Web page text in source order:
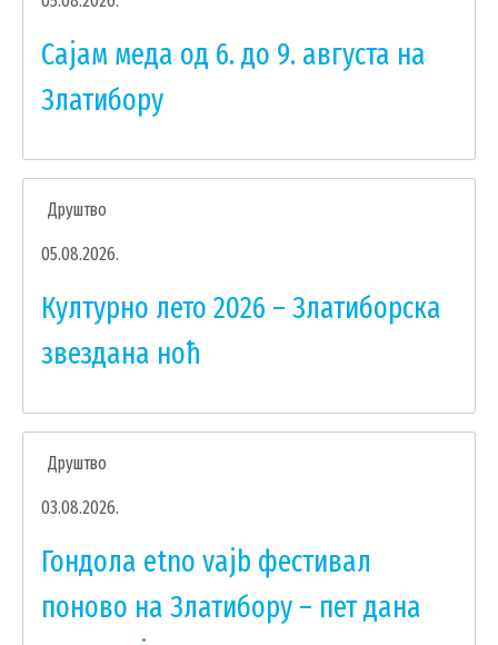
ЛОКАЛНА САМОУПРАВА
ПРЕДСЕДНИК
ОПШТИНСКО ПРАВОБРАНИЛАШТВО
МЕСНЕ ЗАЈЕДНИЦЕ
ЈАВНА ПРЕДУЗЕЋА
КОМУНАЛНА МИЛИЦИЈА ОПШТИНЕ
ИНТЕРНА РЕВИЗИЈА
Сајам меда од 6. до 9. августа на
Златибору
Друштво
05.08.2026.
Културно лето 2026 – Златиборска
звездана ноћ
Друштво
03.08.2026.
Гондола etno vajb фестивал
поново на Златибору – пет дана